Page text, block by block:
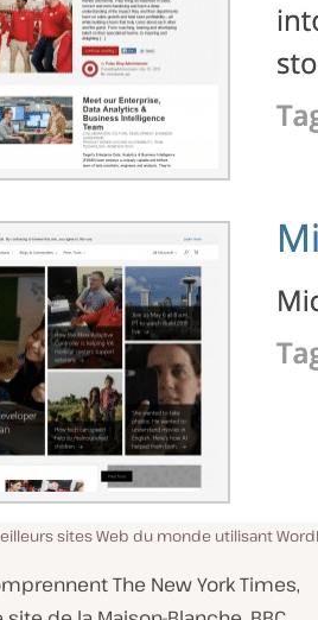
sites Web du monde utilisant
The New York Times,